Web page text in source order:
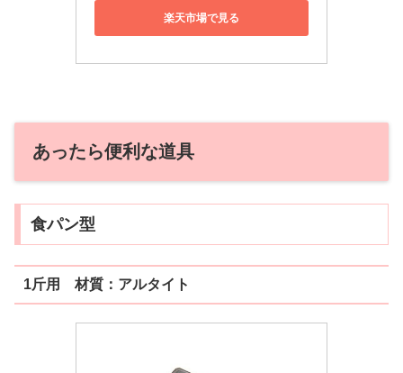
楽天市場で見る
あったら便利な道具
食パン型
1斤用 材質：アルタイト